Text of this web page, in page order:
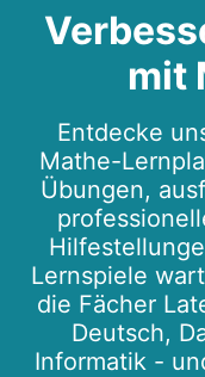
mit
Entdecke
Mathe-
Übungen,
Lernspiele
die Fächer
Deutsch,
Informatik -